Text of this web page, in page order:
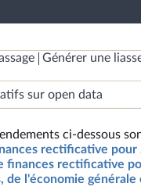
Générer une
sur open data
ci-dessous
rectificative pour
finances rectificative
de l'économie